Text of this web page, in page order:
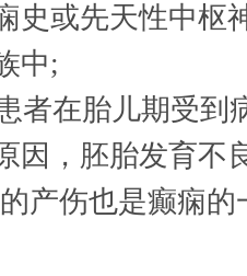
史或先天性中枢
中;
在胎儿期受到
因，胚胎发育不
产伤也是癫痫的